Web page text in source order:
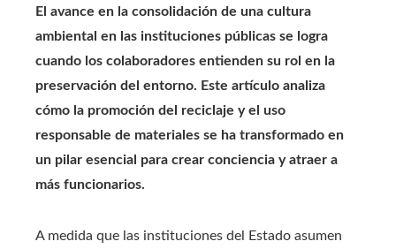
El avance en la consolidación de una cultura
ambiental en las instituciones públicas se logra
cuando los colaboradores entienden su rol en la
preservación del entorno. Este artículo analiza
cómo la promoción del reciclaje y el uso
responsable de materiales se ha transformado en
un pilar esencial para crear conciencia y atraer a
más funcionarios.
A medida que las instituciones del Estado asumen